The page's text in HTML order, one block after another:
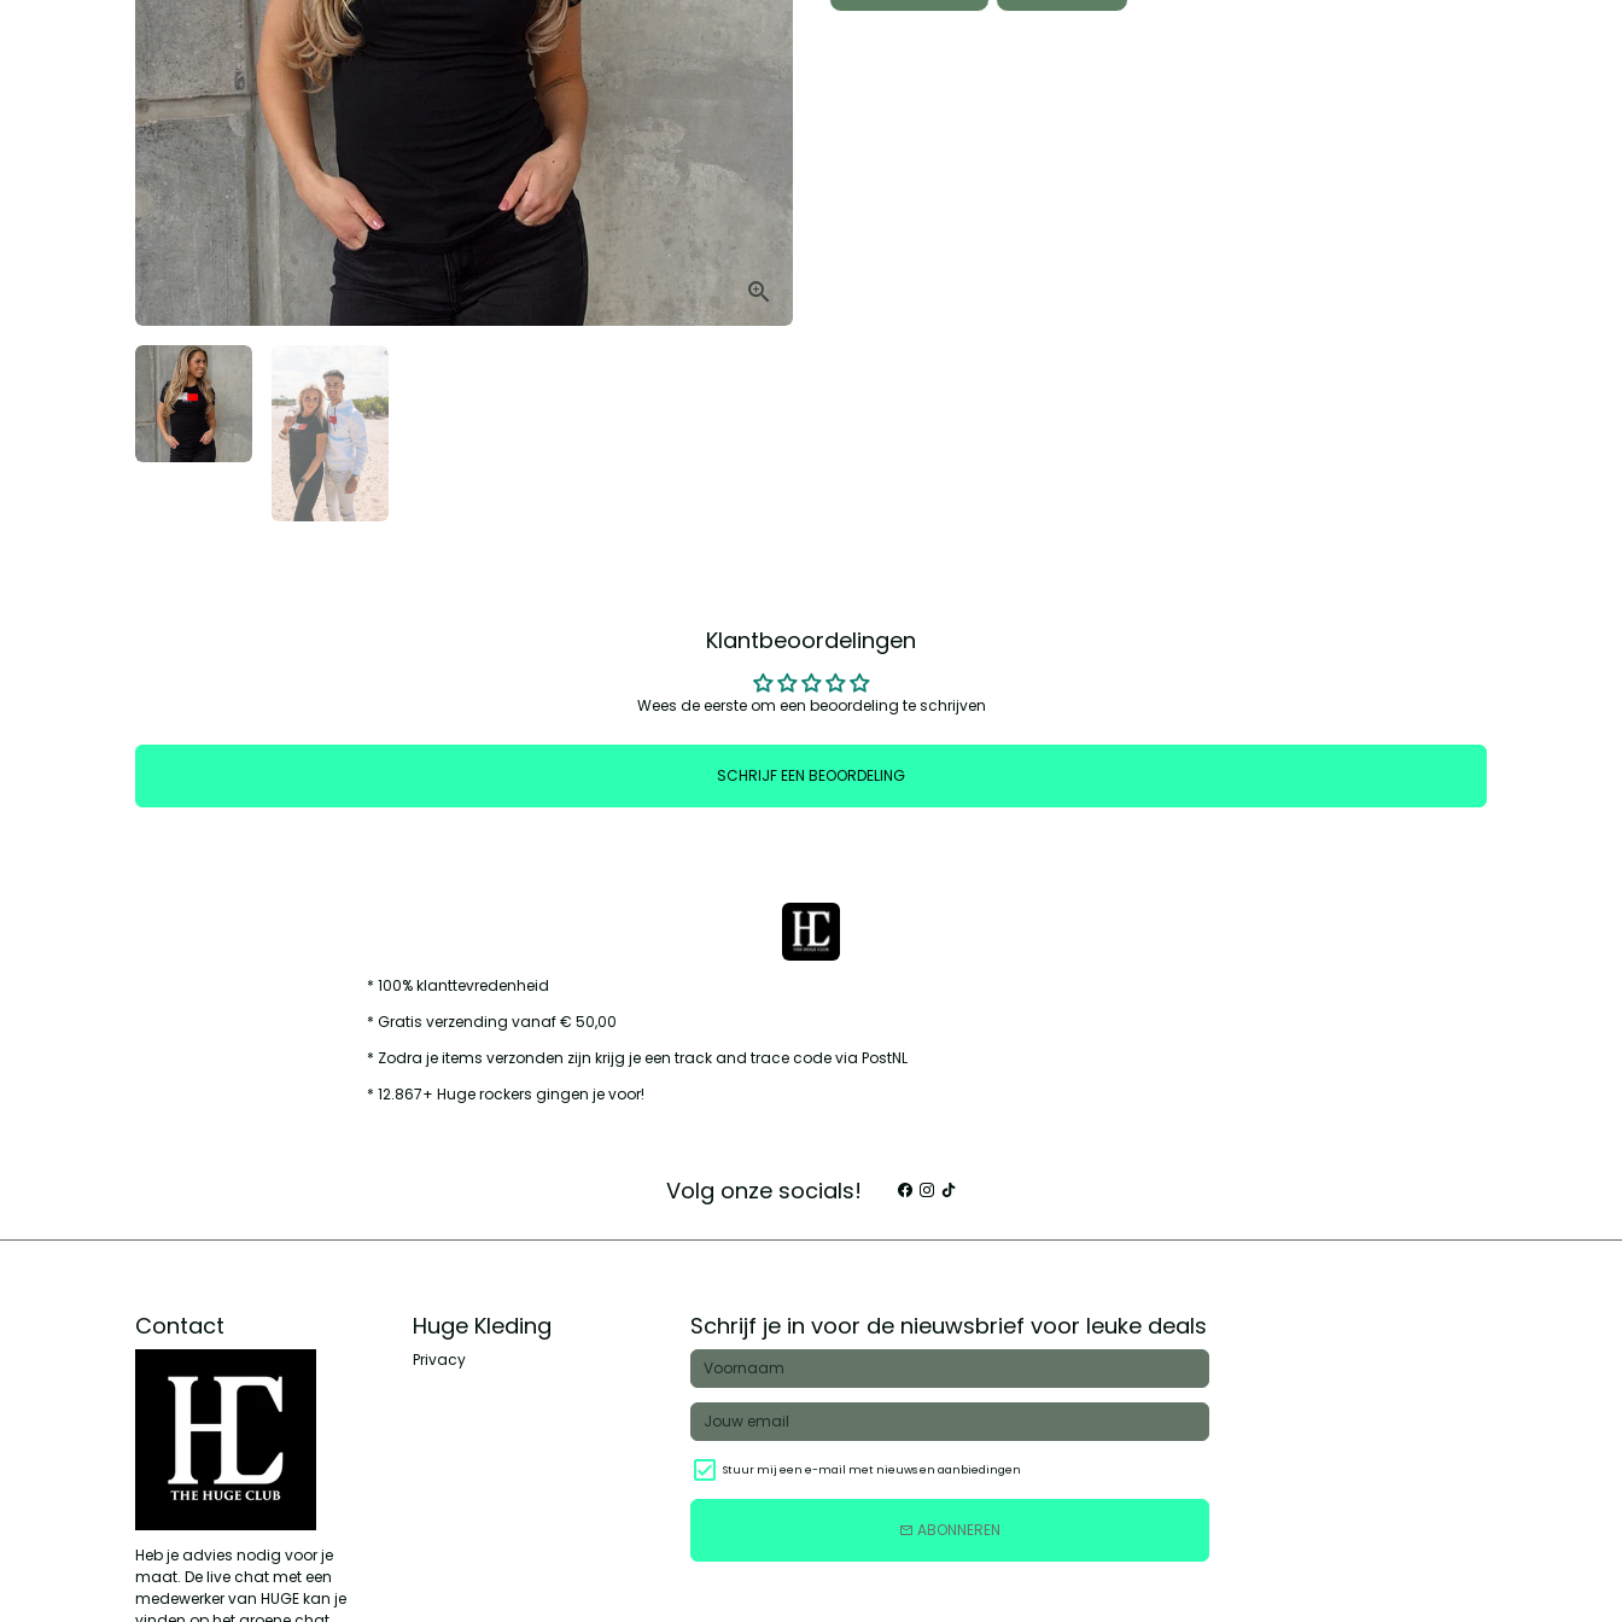
Klantbeoordelingen
Wees de eerste om een beoordeling te schrijven
SCHRIJF EEN BEOORDELING
* 100% klanttevredenheid
* Gratis verzending vanaf € 50,00
* Zodra je items verzonden zijn krijg je een track and trace code via PostNL
* 12.867+ Huge rockers gingen je voor!
Volg onze socials!
Contact
Heb je advies nodig voor je
maat. De live chat met een
medewerker van HUGE kan je
Huge Kleding
Privacy
Schrijf je in voor de nieuwsbrief voor leuke deals
Stuur mij een e-mail met nieuws en aanbiedingen
email ABONNEREN